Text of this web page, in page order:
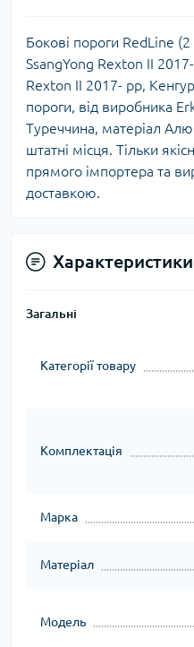
Бокові пороги RedLine
SsangYong Rexton II
Rexton II 2017- рр,
пороги, від виробника
Туреччина, матеріал
штатні місця. Тільки
прямого імпортера та
доставкою.
Характеристики
Загальні
Категорії товару
Комплектація
Марка
Матеріал
Модель